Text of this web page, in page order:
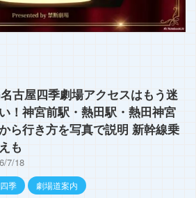
古屋四季劇場アクセスはもう迷
！神宮前駅・熱田駅・熱田神宮
ら行き方を写真で説明 新幹線乗
も
7/18
季 劇場道案内